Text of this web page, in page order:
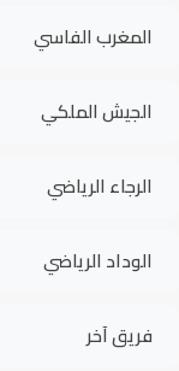
المغرب الفاسي
الجيش الملكي
الرجاء الرياضي
الوداد الرياضي
فريق آخر